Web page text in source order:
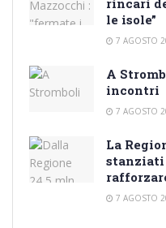
le isole”
7 AGOSTO
A
incontri
7 AGOSTO
La
7 AGOSTO